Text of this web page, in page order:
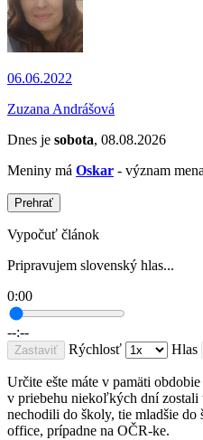
06.06.2022
Zuzana Andrášová
Dnes je sobota, 08.08.2026
Meniny má Oskar - význam
Prehrať
Vypočuť článok
Pripravujem slovenský hlas...
0:00
--:--
Zastaviť Rýchlosť Hlas
Určite ešte máte v pamäti
v priebehu niekoľkých dní zostali
nechodili do školy, tie mladšie
office, prípadne na OČR-ke.